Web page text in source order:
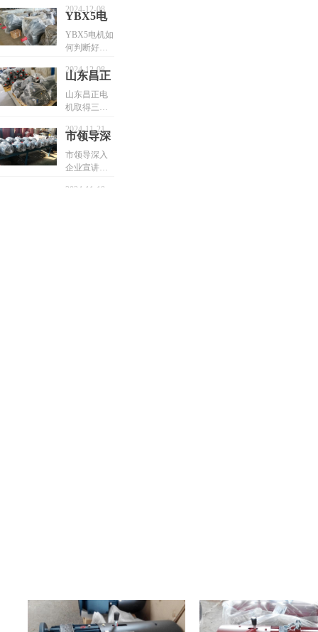
基于行业标
准和典型故
障库进行精
准归因。
6（1）定
子、转子之
间的空气隙
超过规定
值；
（2）电动机
转子轴向位
一端缩到定
子铁心内，
使磁通在端
部遇到的磁
常（如气隙
过大、铁芯
劣化）、绕
组错误（如
接）、电源
异常（如电
压过高）或
机械装配问
题（如轴向
错位、轴承
磨损），需
结合测量数
查分步验
流的40%～
50%（小功
率电机上限
参数
YE5VPEJ
刹车电机
客车电机
的技术指
标
YE5VPEJ刹
电动客车电
机的技术指
标
2024-12-08
YBX5电
机如何判
断好坏，
YBX5VPEJ
电机故障
排除方法
YBX5电机如
何判断好
YBX5VPEJ
除方法
2024-12-08
山东昌正
电机取得
三相异步
电机转子
防护结构
专利，降
山东昌正电
机取得三相
子防护结构
转子受损概
率延长使用
寿命
2024-11-21
市领导深
入企业宣
讲十九大
精神
市领导深入
企业宣讲十
2024-11-19